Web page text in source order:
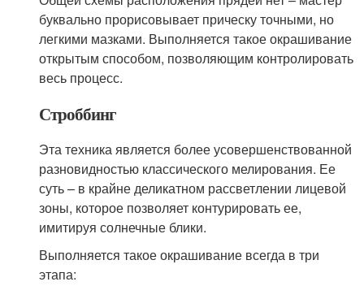
буквально прорисовывает прическу точными, но
легкими мазками. Выполняется такое окрашивание
открытым способом, позволяющим контролировать
весь процесс.
Строббинг
Эта техника является более усовершенствованной
разновидностью классического мелирования. Ее
суть – в крайне деликатном рассветлении лицевой
зоны, которое позволяет контурировать ее,
имитируя солнечные блики.
Выполняется такое окрашивание всегда в три
этапа: